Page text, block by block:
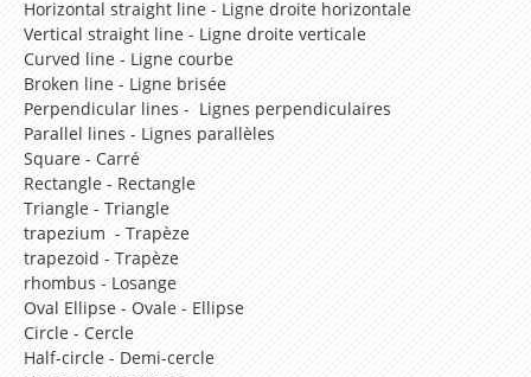
Lesson 7 – Colours
Lesson 8 – Prepositions
Lesson 9 – What does she look like?
Lesson 10 – I can count from 0 to 1000
Lesson 11 – What is the date today ?
Lesson 12 – What’s the weather like ?
Lesson 13 – At home
Lesson 14 – At school
Horizontal straight line - Ligne droite horizontale
Vertical straight line - Ligne droite verticale
Curved line - Ligne courbe
Broken line - Ligne brisée
Perpendicular lines - Lignes perpendiculaires
Parallel lines - Lignes parallèles
Square - Carré
Rectangle - Rectangle
Triangle - Triangle
trapezium - Trapèze
trapezoid - Trapèze
rhombus - Losange
Oval Ellipse - Ovale - Ellipse
Circle - Cercle
Half-circle - Demi-cercle